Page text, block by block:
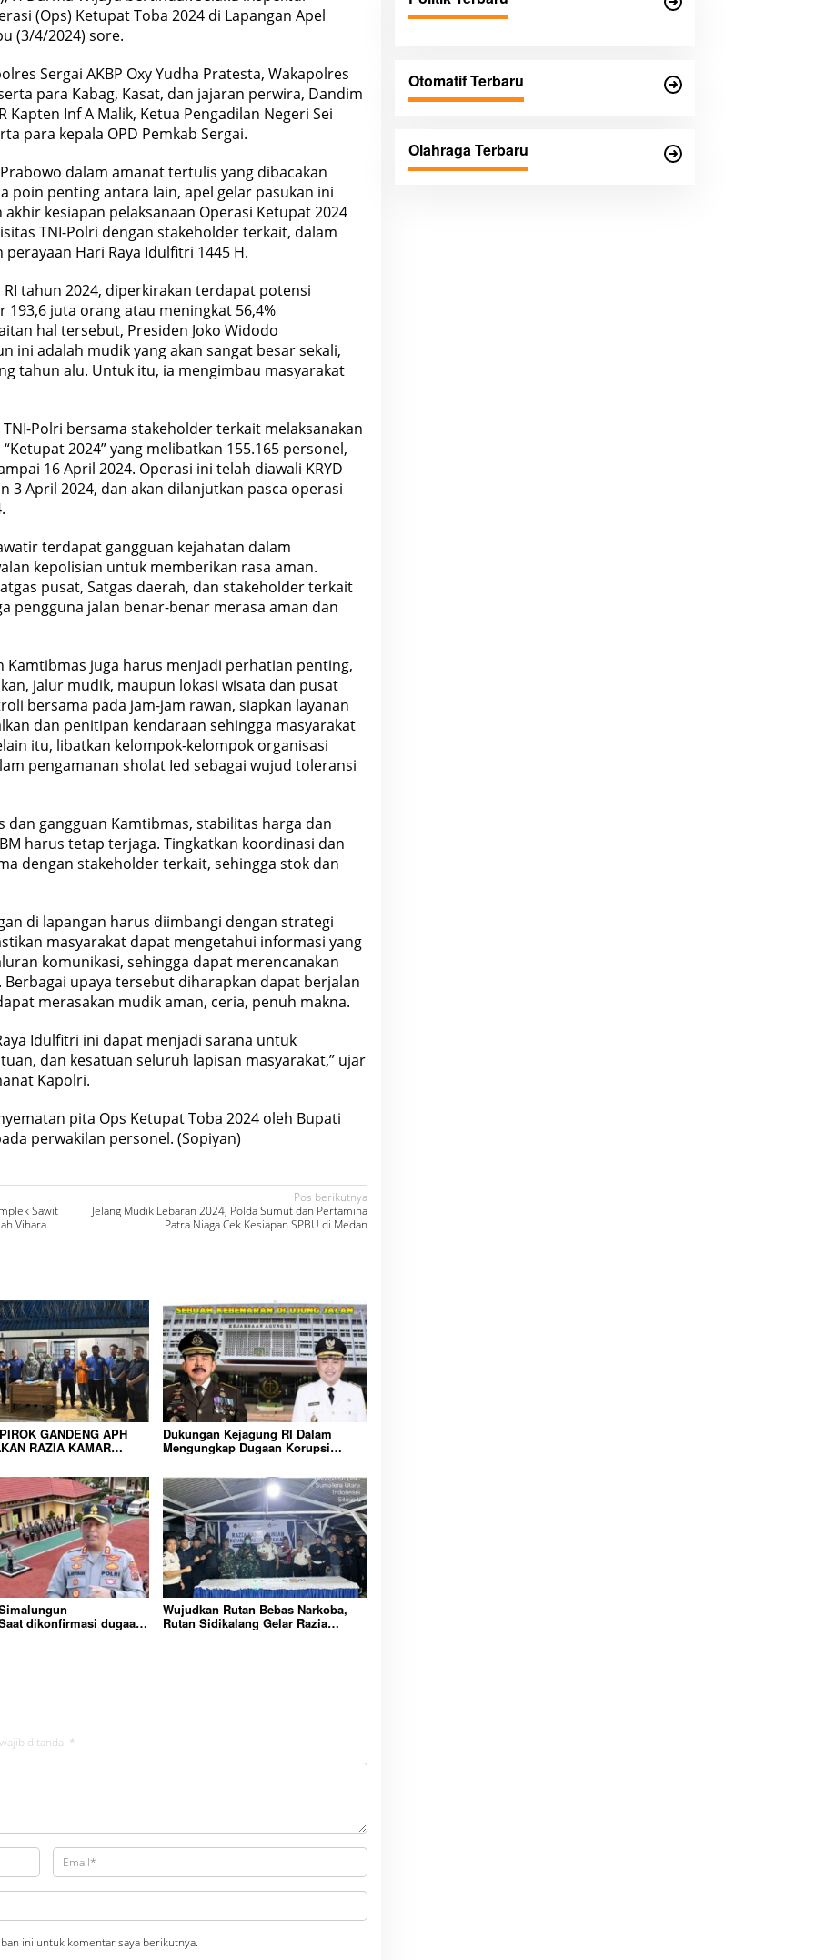
(Ops) Ketupat Toba 2024 di Lapangan Apel
(3/4/2024) sore.
Sergai AKBP Oxy Yudha Pratesta, Wakapolres
para Kabag, Kasat, dan jajaran perwira, Dandim
Kapten Inf A Malik, Ketua Pengadilan Negeri Sei
para kepala OPD Pemkab Sergai.
dalam amanat tertulis yang dibacakan
poin penting antara lain, apel gelar pasukan ini
kesiapan pelaksanaan Operasi Ketupat 2024
TNI-Polri dengan stakeholder terkait, dalam
Hari Raya Idulfitri 1445 H.
tahun 2024, diperkirakan terdapat potensi
193,6 juta orang atau meningkat 56,4%
hal tersebut, Presiden Joko Widodo
ini adalah mudik yang akan sangat besar sekali,
tahun alu. Untuk itu, ia mengimbau masyarakat
Polri bersama stakeholder terkait melaksanakan
2024” yang melibatkan 155.165 personel,
16 April 2024. Operasi ini telah diawali KRYD
3 April 2024, dan akan dilanjutkan pasca operasi
terdapat gangguan kejahatan dalam
kepolisian untuk memberikan rasa aman.
pusat, Satgas daerah, dan stakeholder terkait
pengguna jalan benar-benar merasa aman dan
Kamtibmas juga harus menjadi perhatian penting,
jalur mudik, maupun lokasi wisata dan pusat
bersama pada jam-jam rawan, siapkan layanan
dan penitipan kendaraan sehingga masyarakat
itu, libatkan kelompok-kelompok organisasi
pengamanan sholat Ied sebagai wujud toleransi
dan gangguan Kamtibmas, stabilitas harga dan
harus tetap terjaga. Tingkatkan koordinasi dan
dengan stakeholder terkait, sehingga stok dan
di lapangan harus diimbangi dengan strategi
masyarakat dapat mengetahui informasi yang
komunikasi, sehingga dapat merencanakan
upaya tersebut diharapkan dapat berjalan
merasakan mudik aman, ceria, penuh makna.
Idulfitri ini dapat menjadi sarana untuk
dan kesatuan seluruh lapisan masyarakat,” ujar
Kapolri.
pita Ops Ketupat Toba 2024 oleh Bupati
perwakilan personel. (Sopiyan)
Sawit
Vihara.
Pos berikutnya
Jelang Mudik Lebaran 2024, Polda Sumut dan Pertamina
Patra Niaga Cek Kesiapan SPBU di Medan
GANDENG APH
RAZIA KAMAR
LINGKUNGAN
YANG AMAN
Dukungan Kejagung RI Dalam
Mengungkap Dugaan Korupsi
AMPK : Segera Periksa Dan
Tangkap!
dikonfirmasi dugaan
Wujudkan Rutan Bebas Narkoba,
Rutan Sidikalang Gelar Razia
ditandai *
ini untuk komentar saya berikutnya.
Otomatif Terbaru
Olahraga Terbaru